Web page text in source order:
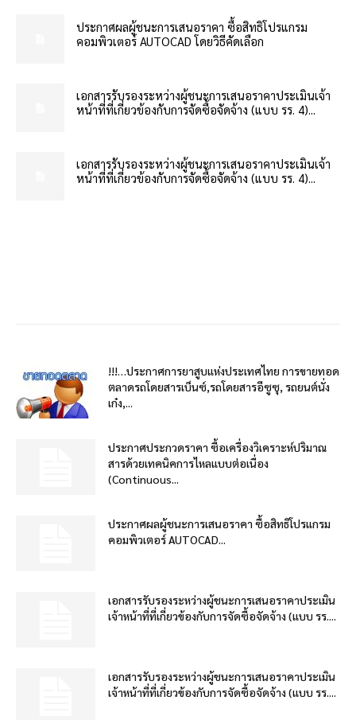
ประกาศผลผู้ชนะการเสนอราคา ซื้อสิทธิโปรแกรม
คอมพิวเตอร์ AUTOCAD โดยวิธีคัดเลือก
เอกสารรับรองระหว่างผู้ชนะการเสนอราคาประเมินเจ้า
หน้าที่ที่เกี่ยวข้องกับการจัดซื้อจัดจ้าง (แบบ รร. 4)...
เอกสารรับรองระหว่างผู้ชนะการเสนอราคาประเมินเจ้า
หน้าที่ที่เกี่ยวข้องกับการจัดซื้อจัดจ้าง (แบบ รร. 4)...
!!!…ประกาศการยาสูบแห่งประเทศไทย การขายทอด
ตลาดรถโดยสารเบ็นซ์,รถโดยสารอีซูซุ, รถยนต์นั่ง
เก๋ง,...
ประกาศประกวดราคา ซื้อเครื่องวิเคราะห์ปริมาณ
สารด้วยเทคนิคการไหลแบบต่อเนื่อง
(Continuous...
ประกาศผลผู้ชนะการเสนอราคา ซื้อสิทธิโปรแกรม
คอมพิวเตอร์ AUTOCAD...
เอกสารรับรองระหว่างผู้ชนะการเสนอราคาประเมิน
เจ้าหน้าที่ที่เกี่ยวข้องกับการจัดซื้อจัดจ้าง (แบบ รร....
เอกสารรับรองระหว่างผู้ชนะการเสนอราคาประเมิน
เจ้าหน้าที่ที่เกี่ยวข้องกับการจัดซื้อจัดจ้าง (แบบ รร....